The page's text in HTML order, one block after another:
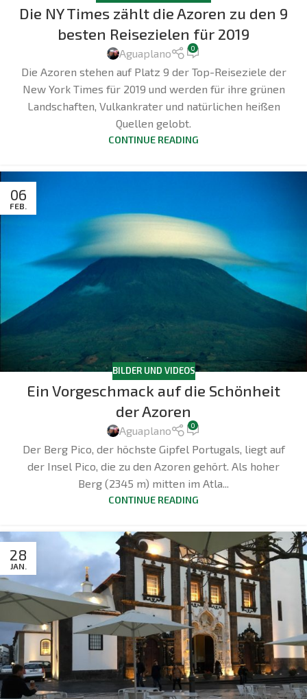
Die NY Times zählt die Azoren zu den 9
besten Reisezielen für 2019
Aguaplano 0
Die Azoren stehen auf Platz 9 der Top-Reiseziele der
New York Times für 2019 und werden für ihre grünen
Landschaften, Vulkankrater und natürlichen heißen
Quellen gelobt.
CONTINUE READING
06
FEB.
BILDER UND VIDEOS
Ein Vorgeschmack auf die Schönheit
der Azoren
Aguaplano 0
Der Berg Pico, der höchste Gipfel Portugals, liegt auf
der Insel Pico, die zu den Azoren gehört. Als hoher
Berg (2345 m) mitten im Atla...
CONTINUE READING
28
JAN.